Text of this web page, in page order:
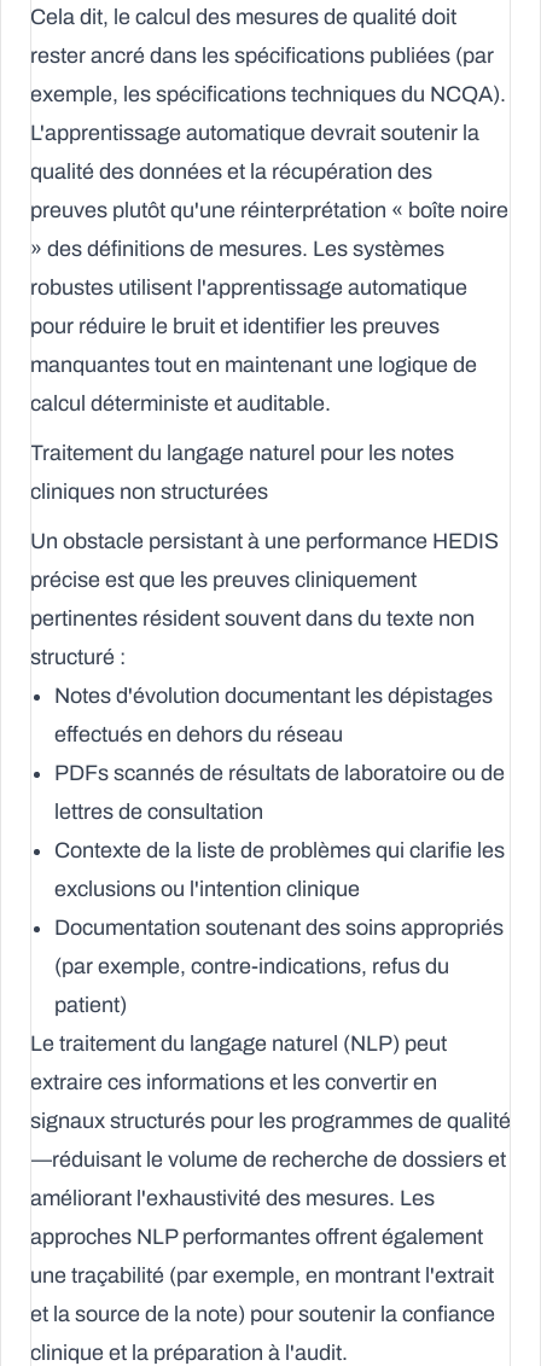
Cela dit, le calcul des mesures de qualité doit
rester ancré dans les spécifications publiées (par
exemple, les spécifications techniques du NCQA).
L'apprentissage automatique devrait soutenir la
qualité des données et la récupération des
preuves plutôt qu'une réinterprétation « boîte noire
» des définitions de mesures. Les systèmes
robustes utilisent l'apprentissage automatique
pour réduire le bruit et identifier les preuves
manquantes tout en maintenant une logique de
calcul déterministe et auditable.
Traitement du langage naturel pour les notes
cliniques non structurées
Un obstacle persistant à une performance HEDIS
précise est que les preuves cliniquement
pertinentes résident souvent dans du texte non
structuré :
Notes d'évolution documentant les dépistages
effectués en dehors du réseau
PDFs scannés de résultats de laboratoire ou de
lettres de consultation
Contexte de la liste de problèmes qui clarifie les
exclusions ou l'intention clinique
Documentation soutenant des soins appropriés
(par exemple, contre-indications, refus du
patient)
Le traitement du langage naturel (NLP) peut
extraire ces informations et les convertir en
signaux structurés pour les programmes de qualité
—réduisant le volume de recherche de dossiers et
améliorant l'exhaustivité des mesures. Les
approches NLP performantes offrent également
une traçabilité (par exemple, en montrant l'extrait
et la source de la note) pour soutenir la confiance
clinique et la préparation à l'audit.